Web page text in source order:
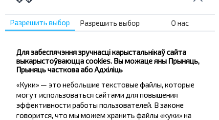
Каменец
Купіць
Белая вежа сан, Каменецкий р-н БРЕСТСКАЯ ОБЛ.
Дмитровичи, Каменецкий р-н БРЕСТСКАЯ ОБЛ.
Папулярныя напрамкі з горада Брест
Разрешить выбор Разрешить выбор О нас
Для забеспячэння зручнасці карыстальнікаў сайта
выкарыстоўваюцца cookies. Вы можаце яны Прыняць,
Прыняць часткова або Адхіліць
«Куки» — это небольшие текстовые файлы, которые
могут использоваться сайтами для повышения
эффективности работы пользователей. В законе
говорится, что мы можем хранить файлы «куки» на